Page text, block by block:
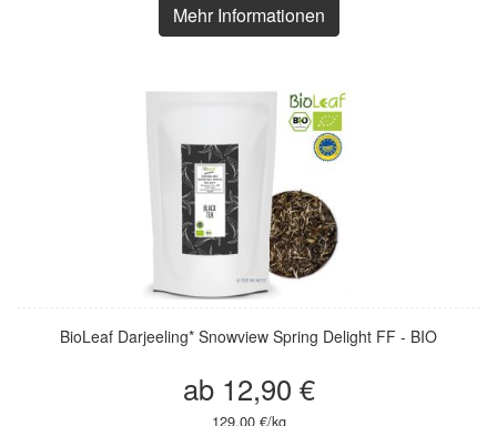
Mehr Informationen
BioLeaf Darjeeling* Snowview Spring Delight FF - BIO
ab 12,90 €
129,00 €/kg